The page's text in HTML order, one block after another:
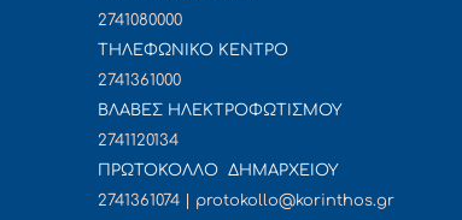
2741080000
ΤΗΛΕΦΩΝΙΚΟ ΚΕΝΤΡΟ
2741361000
ΒΛΑΒΕΣ ΗΛΕΚΤΡΟΦΩΤΙΣΜΟΥ
2741120134
ΠΡΩΤΟΚΟΛΛΟ ΔΗΜΑΡΧΕΙΟΥ
2741361074 | protokollo@korinthos.gr